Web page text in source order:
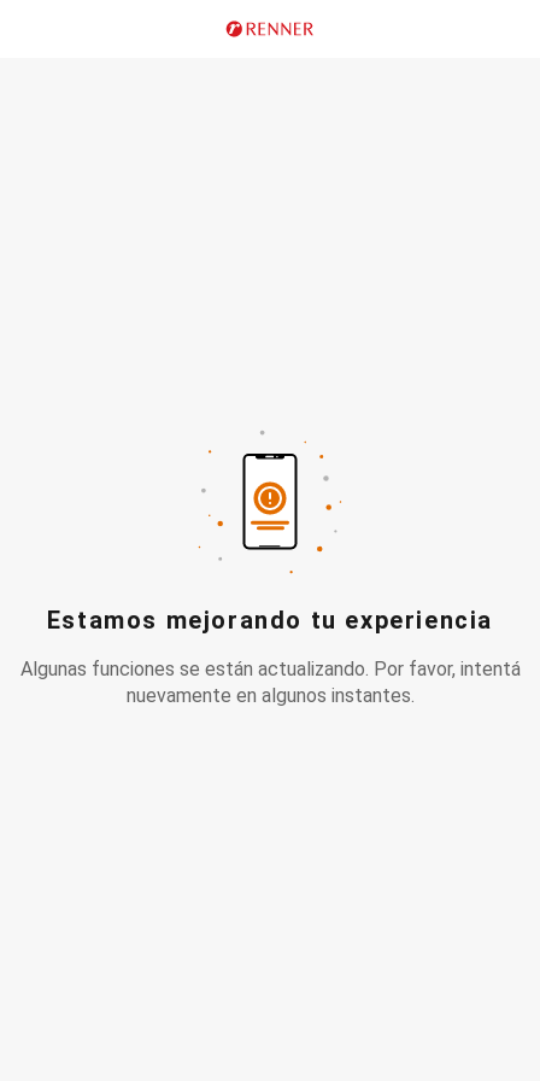
Estamos mejorando tu experiencia
Algunas funciones se están actualizando. Por favor, intentá
nuevamente en algunos instantes.